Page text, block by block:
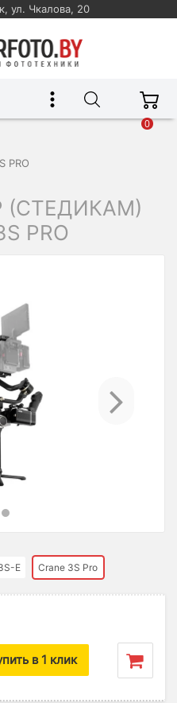
ул. Чкалова, 20
0
PRO
(СТЕДИКАМ)
PRO
E Crane 3S Pro
в 1 клик